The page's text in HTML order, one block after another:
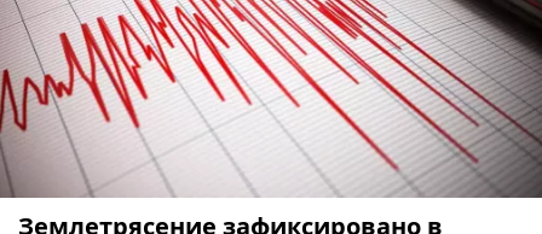
Землетрясение зафиксировано в